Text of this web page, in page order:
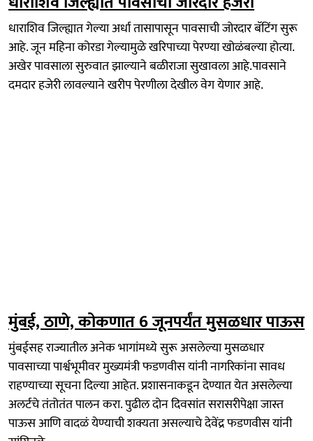
धाराशिव जिल्ह्यात गेल्या अर्धा तासापासून पावसाची जोरदार बॅटिंग सुरू
आहे. जून महिना कोरडा गेल्यामुळे खरिपाच्या पेरण्या खोळंबल्या होत्या.
अखेर पावसाला सुरुवात झाल्याने बळीराजा सुखावला आहे.पावसाने
दमदार हजेरी लावल्याने खरीप पेरणीला देखील वेग येणार आहे.
मुंबई, ठाणे, कोकणात 6 जूनपर्यंत मुसळधार पाऊस
मुंबईसह राज्यातील अनेक भागांमध्ये सुरू असलेल्या मुसळधार
पावसाच्या पार्श्वभूमीवर मुख्यमंत्री फडणवीस यांनी नागरिकांना सावध
राहण्याच्या सूचना दिल्या आहेत. प्रशासनाकडून देण्यात येत असलेल्या
अलर्टचे तंतोतंत पालन करा. पुढील दोन दिवसांत सरासरीपेक्षा जास्त
पाऊस आणि वादळं येण्याची शक्यता असल्याचे देवेंद्र फडणवीस यांनी